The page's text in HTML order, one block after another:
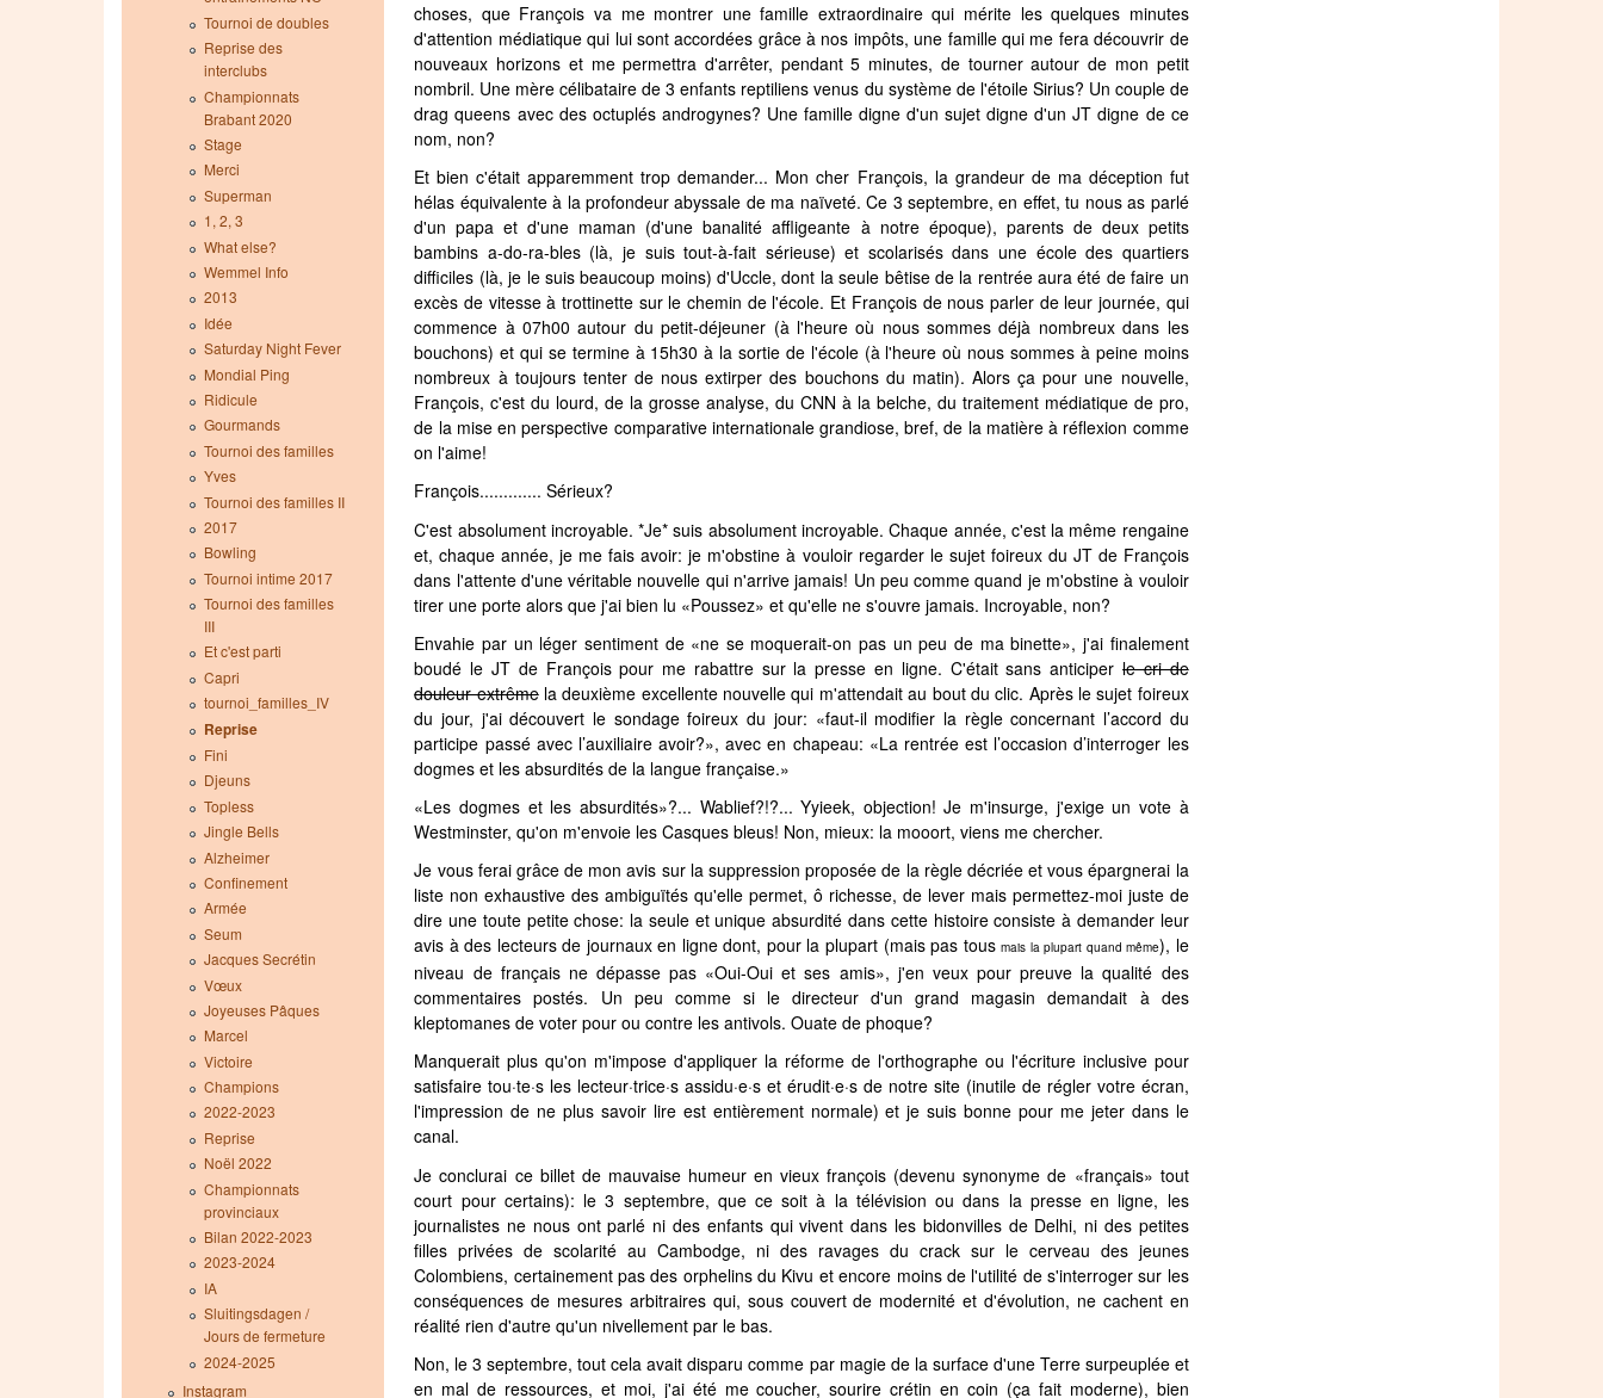
choses, que François va me montrer une famille extraordinaire qui mérite les quelques minutes
d'attention médiatique qui lui sont accordées grâce à nos impôts, une famille qui me fera découvrir de
nouveaux horizons et me permettra d'arrêter, pendant 5 minutes, de tourner autour de mon petit
nombril. Une mère célibataire de 3 enfants reptiliens venus du système de l'étoile Sirius? Un couple de
drag queens avec des octuplés androgynes? Une famille digne d'un sujet digne d'un JT digne de ce
nom, non?
Et bien c'était apparemment trop demander... Mon cher François, la grandeur de ma déception fut
hélas équivalente à la profondeur abyssale de ma naïveté. Ce 3 septembre, en effet, tu nous as parlé
d'un papa et d'une maman (d'une banalité affligeante à notre époque), parents de deux petits
bambins a-do-ra-bles (là, je suis tout-à-fait sérieuse) et scolarisés dans une école des quartiers
difficiles (là, je le suis beaucoup moins) d'Uccle, dont la seule bêtise de la rentrée aura été de faire un
excès de vitesse à trottinette sur le chemin de l'école. Et François de nous parler de leur journée, qui
commence à 07h00 autour du petit-déjeuner (à l'heure où nous sommes déjà nombreux dans les
bouchons) et qui se termine à 15h30 à la sortie de l'école (à l'heure où nous sommes à peine moins
nombreux à toujours tenter de nous extirper des bouchons du matin). Alors ça pour une nouvelle,
François, c'est du lourd, de la grosse analyse, du CNN à la belche, du traitement médiatique de pro,
de la mise en perspective comparative internationale grandiose, bref, de la matière à réflexion comme
on l'aime!
François............. Sérieux?
C'est absolument incroyable. *Je* suis absolument incroyable. Chaque année, c'est la même rengaine
et, chaque année, je me fais avoir: je m'obstine à vouloir regarder le sujet foireux du JT de François
dans l'attente d'une véritable nouvelle qui n'arrive jamais! Un peu comme quand je m'obstine à vouloir
tirer une porte alors que j'ai bien lu «Poussez» et qu'elle ne s'ouvre jamais. Incroyable, non?
Envahie par un léger sentiment de «ne se moquerait-on pas un peu de ma binette», j'ai finalement
boudé le JT de François pour me rabattre sur la presse en ligne. C'était sans anticiperle cri de
douleur extrêmela deuxième excellente nouvelle qui m'attendait au bout du clic. Après le sujet foireux
du jour, j'ai découvert le sondage foireux du jour: «faut-il modifier la règle concernant l’accord du
participe passé avec l’auxiliaire avoir?», avec en chapeau: «La rentrée est l’occasion d’interroger les
dogmes et les absurdités de la langue française.»
«Les dogmes et les absurdités»?... Wablief?!?... Yyieek, objection! Je m'insurge, j'exige un vote à
Westminster, qu'on m'envoie les Casques bleus! Non, mieux: la mooort, viens me chercher.
Je vous ferai grâce de mon avis sur la suppression proposée de la règle décriée et vous épargnerai la
liste non exhaustive des ambiguïtés qu'elle permet, ô richesse, de lever mais permettez-moi juste de
dire une toute petite chose: la seule et unique absurdité dans cette histoire consiste à demander leur
avis à des lecteurs de journaux en ligne dont, pour la plupart (mais pas tousmais la plupart quand même), le
niveau de français ne dépasse pas «Oui-Oui et ses amis», j'en veux pour preuve la qualité des
commentaires postés. Un peu comme si le directeur d'un grand magasin demandait à des
kleptomanes de voter pour ou contre les antivols. Ouate de phoque?
Manquerait plus qu'on m'impose d'appliquer la réforme de l'orthographe ou l'écriture inclusive pour
satisfaire tou·te·s les lecteur·trice·s assidu·e·s et érudit·e·s de notre site (inutile de régler votre écran,
l'impression de ne plus savoir lire est entièrement normale) et je suis bonne pour me jeter dans le
canal.
Je conclurai ce billet de mauvaise humeur en vieux françois (devenu synonyme de «français» tout
court pour certains): le 3 septembre, que ce soit à la télévision ou dans la presse en ligne, les
journalistes ne nous ont parlé ni des enfants qui vivent dans les bidonvilles de Delhi, ni des petites
filles privées de scolarité au Cambodge, ni des ravages du crack sur le cerveau des jeunes
Colombiens, certainement pas des orphelins du Kivu et encore moins de l'utilité de s'interroger sur les
conséquences de mesures arbitraires qui, sous couvert de modernité et d'évolution, ne cachent en
réalité rien d'autre qu'un nivellement par le bas.
Non, le 3 septembre, tout cela avait disparu comme par magie de la surface d'une Terre surpeuplée et
en mal de ressources, et moi, j'ai été me coucher, sourire crétin en coin (ça fait moderne), bien
Tournoi de doubles
Reprise des
interclubs
Championnats
Brabant 2020
Stage
Merci
Superman
1, 2, 3
What else?
Wemmel Info
2013
Idée
Saturday Night Fever
Mondial Ping
Ridicule
Gourmands
Tournoi des familles
Yves
Tournoi des familles II
2017
Bowling
Tournoi intime 2017
Tournoi des familles
III
Et c'est parti
Capri
tournoi_familles_IV
Reprise
Fini
Djeuns
Topless
Jingle Bells
Alzheimer
Confinement
Armée
Seum
Jacques Secrétin
Vœux
Joyeuses Pâques
Marcel
Victoire
Champions
2022-2023
Reprise
Noël 2022
Championnats
provinciaux
Bilan 2022-2023
2023-2024
IA
Sluitingsdagen /
Jours de fermeture
2024-2025
Instagram